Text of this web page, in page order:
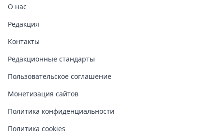
О нас
Редакция
Контакты
Редакционные стандарты
Пользовательское соглашение
Монетизация сайтов
Политика конфиденциальности
Политика cookies